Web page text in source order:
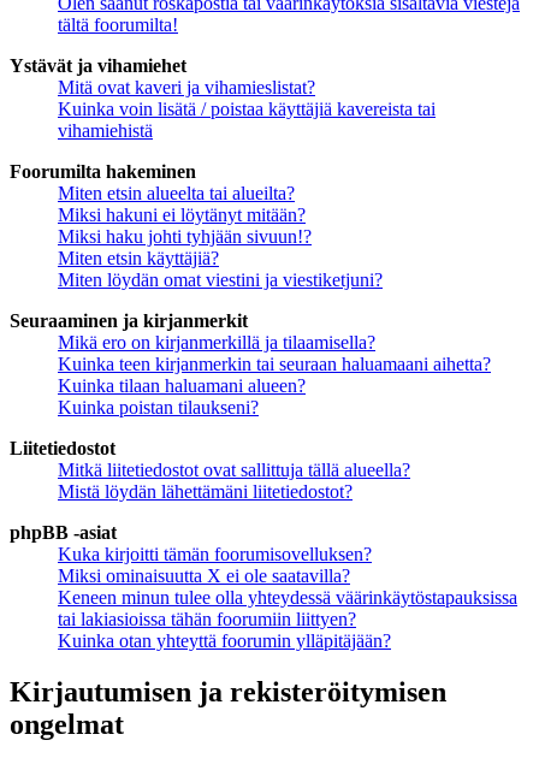
tältä foorumilta!
Ystävät ja vihamiehet
Mitä ovat kaveri ja vihamieslistat?
Kuinka voin lisätä / poistaa käyttäjiä kavereista tai
vihamiehistä
Foorumilta hakeminen
Miten etsin alueelta tai alueilta?
Miksi hakuni ei löytänyt mitään?
Miksi haku johti tyhjään sivuun!?
Miten etsin käyttäjiä?
Miten löydän omat viestini ja viestiketjuni?
Seuraaminen ja kirjanmerkit
Mikä ero on kirjanmerkillä ja tilaamisella?
Kuinka teen kirjanmerkin tai seuraan haluamaani aihetta?
Kuinka tilaan haluamani alueen?
Kuinka poistan tilaukseni?
Liitetiedostot
Mitkä liitetiedostot ovat sallittuja tällä alueella?
Mistä löydän lähettämäni liitetiedostot?
phpBB -asiat
Kuka kirjoitti tämän foorumisovelluksen?
Miksi ominaisuutta X ei ole saatavilla?
Keneen minun tulee olla yhteydessä väärinkäytöstapauksissa
tai lakiasioissa tähän foorumiin liittyen?
Kuinka otan yhteyttä foorumin ylläpitäjään?
Kirjautumisen ja rekisteröitymisen
ongelmat